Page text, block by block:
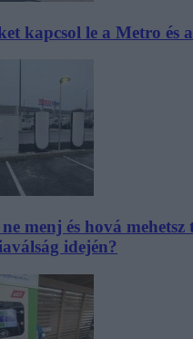
kapcsol le a Metro és a
menj és hová mehetsz
idején?